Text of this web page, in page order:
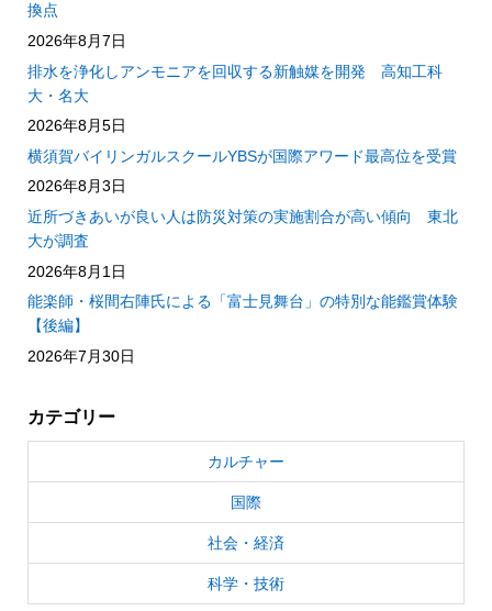
換点
2026年8月7日
排水を浄化しアンモニアを回収する新触媒を開発 高知工科
大・名大
2026年8月5日
横須賀バイリンガルスクールYBSが国際アワード最高位を受賞
2026年8月3日
近所づきあいが良い人は防災対策の実施割合が高い傾向 東北
大が調査
2026年8月1日
能楽師・桜間右陣氏による「富士見舞台」の特別な能鑑賞体験
【後編】
2026年7月30日
カテゴリー
カルチャー
国際
社会・経済
科学・技術